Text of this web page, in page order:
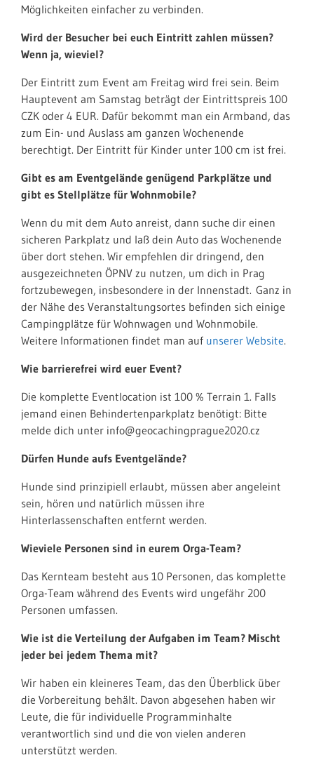
Möglichkeiten einfacher zu verbinden.
Wird der Besucher bei euch Eintritt zahlen müssen?
Wenn ja, wieviel?
Der Eintritt zum Event am Freitag wird frei sein. Beim
Hauptevent am Samstag beträgt der Eintrittspreis 100
CZK oder 4 EUR. Dafür bekommt man ein Armband, das
zum Ein- und Auslass am ganzen Wochenende
berechtigt. Der Eintritt für Kinder unter 100 cm ist frei.
Gibt es am Eventgelände genügend Parkplätze und
gibt es Stellplätze für Wohnmobile?
Wenn du mit dem Auto anreist, dann suche dir einen
sicheren Parkplatz und laß dein Auto das Wochenende
über dort stehen. Wir empfehlen dir dringend, den
ausgezeichneten ÖPNV zu nutzen, um dich in Prag
fortzubewegen, insbesondere in der Innenstadt. Ganz in
der Nähe des Veranstaltungsortes befinden sich einige
Campingplätze für Wohnwagen und Wohnmobile.
Weitere Informationen findet man auf unserer Website.
Wie barrierefrei wird euer Event?
Die komplette Eventlocation ist 100 % Terrain 1. Falls
jemand einen Behindertenparkplatz benötigt: Bitte
melde dich unter info@geocachingprague2020.cz
Dürfen Hunde aufs Eventgelände?
Hunde sind prinzipiell erlaubt, müssen aber angeleint
sein, hören und natürlich müssen ihre
Hinterlassenschaften entfernt werden.
Wieviele Personen sind in eurem Orga-Team?
Das Kernteam besteht aus 10 Personen, das komplette
Orga-Team während des Events wird ungefähr 200
Personen umfassen.
Wie ist die Verteilung der Aufgaben im Team? Mischt
jeder bei jedem Thema mit?
Wir haben ein kleineres Team, das den Überblick über
die Vorbereitung behält. Davon abgesehen haben wir
Leute, die für individuelle Programminhalte
verantwortlich sind und die von vielen anderen
unterstützt werden.